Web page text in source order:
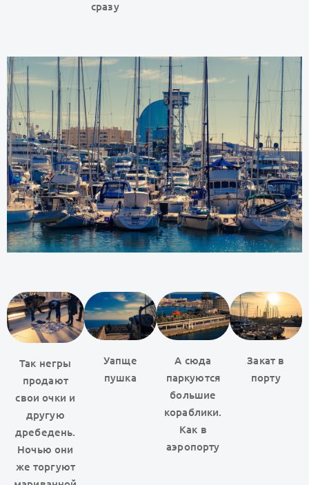
сразу
Так негры
продают
свои очки и
другую
дребедень.
Ночью они
же торгуют
Уапще
пушка
А сюда
паркуются
большие
кораблики.
Как в
аэропорту
Закат в
порту